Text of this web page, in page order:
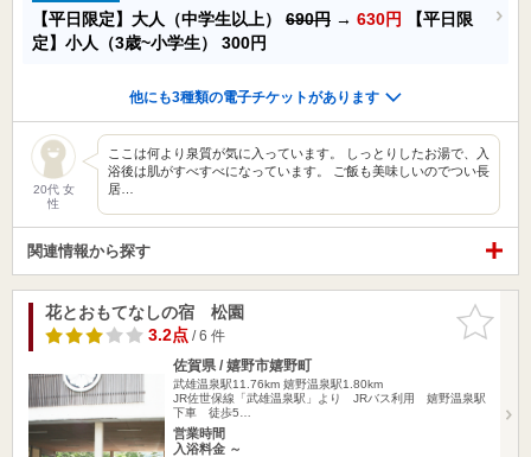
【平日限定】大人（中学生以上） 690円 → 630円
【平日限
定】小人（3歳~小学生） 300円
他にも3種類の電子チケットがあります
20代 女
性
ここは何より泉質が気に入っています。 しっとりしたお湯で、入
浴後は肌がすべすべになっています。 ご飯も美味しいのでつい長
居…
関連情報から探す
お気に入
りに追加
花とおもてなしの宿 松園
3.2点/ 6 件
佐賀県 / 嬉野市嬉野町
武雄温泉駅11.76km 嬉野温泉駅1.80km
JR佐世保線「武雄温泉駅」より JRバス利用 嬉野温泉駅
下車 徒歩5…
営業時間
入浴料金 ～